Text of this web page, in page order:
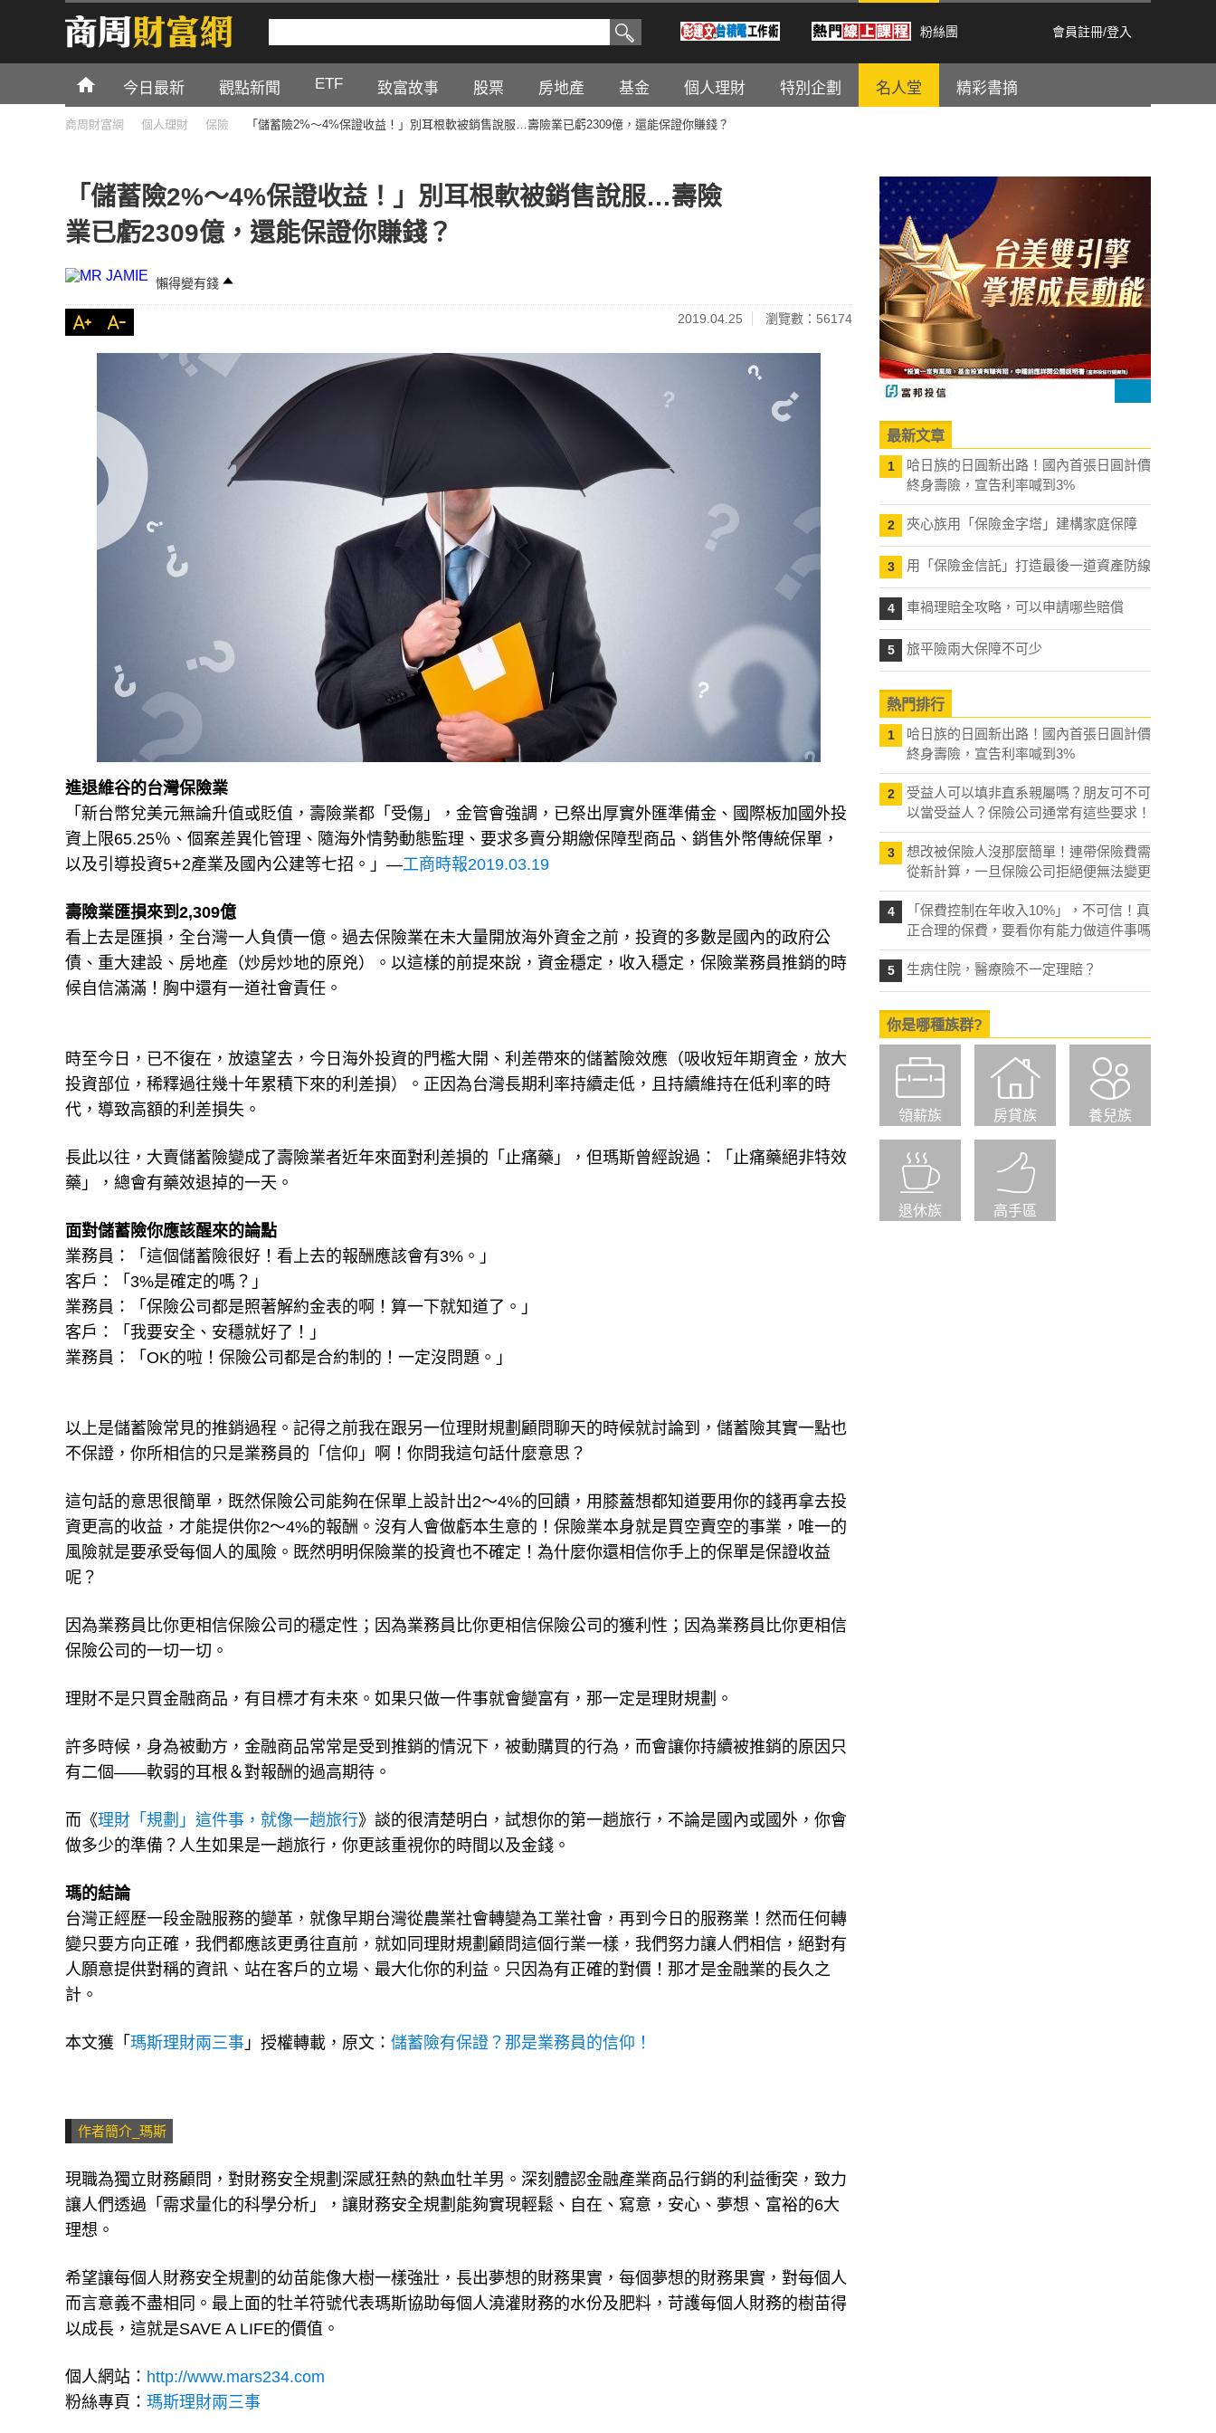
粉絲團 會員註冊/登入
今日最新 觀點新聞 ETF 致富故事 股票 房地產 基金 個人理財 特別企劃 名人堂 精彩書摘
商周財富網 個人理財 保險 「儲蓄險2%～4%保證收益！」別耳根軟被銷售說服…壽險業已虧2309億，還能保證你賺錢？
「儲蓄險2%～4%保證收益！」別耳根軟被銷售說服…壽險
業已虧2309億，還能保證你賺錢？
懶得變有錢
2019.04.25 瀏覽數：56174
進退維谷的台灣保險業
「新台幣兌美元無論升值或貶值，壽險業都「受傷」，金管會強調，已祭出厚實外匯準備金、國際板加國外投
資上限65.25％、個案差異化管理、隨海外情勢動態監理、要求多賣分期繳保障型商品、銷售外幣傳統保單，
以及引導投資5+2產業及國內公建等七招。」—工商時報2019.03.19
壽險業匯損來到2,309億
看上去是匯損，全台灣一人負債一億。過去保險業在未大量開放海外資金之前，投資的多數是國內的政府公
債、重大建設、房地產（炒房炒地的原兇）。以這樣的前提來說，資金穩定，收入穩定，保險業務員推銷的時
候自信滿滿！胸中還有一道社會責任。
時至今日，已不復在，放遠望去，今日海外投資的門檻大開、利差帶來的儲蓄險效應（吸收短年期資金，放大
投資部位，稀釋過往幾十年累積下來的利差損）。正因為台灣長期利率持續走低，且持續維持在低利率的時
代，導致高額的利差損失。
長此以往，大賣儲蓄險變成了壽險業者近年來面對利差損的「止痛藥」，但瑪斯曾經說過：「止痛藥絕非特效
藥」，總會有藥效退掉的一天。
面對儲蓄險你應該醒來的論點
業務員：「這個儲蓄險很好！看上去的報酬應該會有3%。」
客戶：「3%是確定的嗎？」
業務員：「保險公司都是照著解約金表的啊！算一下就知道了。」
客戶：「我要安全、安穩就好了！」
業務員：「OK的啦！保險公司都是合約制的！一定沒問題。」
以上是儲蓄險常見的推銷過程。記得之前我在跟另一位理財規劃顧問聊天的時候就討論到，儲蓄險其實一點也
不保證，你所相信的只是業務員的「信仰」啊！你問我這句話什麼意思？
這句話的意思很簡單，既然保險公司能夠在保單上設計出2～4%的回饋，用膝蓋想都知道要用你的錢再拿去投
資更高的收益，才能提供你2～4%的報酬。沒有人會做虧本生意的！保險業本身就是買空賣空的事業，唯一的
風險就是要承受每個人的風險。既然明明保險業的投資也不確定！為什麼你還相信你手上的保單是保證收益
呢？
因為業務員比你更相信保險公司的穩定性；因為業務員比你更相信保險公司的獲利性；因為業務員比你更相信
保險公司的一切一切。
理財不是只買金融商品，有目標才有未來。如果只做一件事就會變富有，那一定是理財規劃。
許多時候，身為被動方，金融商品常常是受到推銷的情況下，被動購買的行為，而會讓你持續被推銷的原因只
有二個——軟弱的耳根＆對報酬的過高期待。
而《理財「規劃」這件事，就像一趟旅行》談的很清楚明白，試想你的第一趟旅行，不論是國內或國外，你會
做多少的準備？人生如果是一趟旅行，你更該重視你的時間以及金錢。
瑪的結論
台灣正經歷一段金融服務的變革，就像早期台灣從農業社會轉變為工業社會，再到今日的服務業！然而任何轉
變只要方向正確，我們都應該更勇往直前，就如同理財規劃顧問這個行業一樣，我們努力讓人們相信，絕對有
人願意提供對稱的資訊、站在客戶的立場、最大化你的利益。只因為有正確的對價！那才是金融業的長久之
計。
本文獲「 瑪斯理財兩三事 」授權轉載，原文： 儲蓄險有保證？那是業務員的信仰！
作者簡介_瑪斯
現職為獨立財務顧問，對財務安全規劃深感狂熱的熱血牡羊男。深刻體認金融產業商品行銷的利益衝突，致力
讓人們透過「需求量化的科學分析」，讓財務安全規劃能夠實現輕鬆、自在、寫意，安心、夢想、富裕的6大
理想。
希望讓每個人財務安全規劃的幼苗能像大樹一樣強壯，長出夢想的財務果實，每個夢想的財務果實，對每個人
而言意義不盡相同。最上面的牡羊符號代表瑪斯協助每個人澆灌財務的水份及肥料，苛護每個人財務的樹苗得
以成長，這就是SAVE A LIFE的價值。
個人網站： http://www.mars234.com
粉絲專頁： 瑪斯理財兩三事
最新文章
1
哈日族的日圓新出路！國內首張日圓計價
終身壽險，宣告利率喊到3%
2 夾心族用「保險金字塔」建構家庭保障
3 用「保險金信託」打造最後一道資產防線
4 車禍理賠全攻略，可以申請哪些賠償
5 旅平險兩大保障不可少
熱門排行
1
哈日族的日圓新出路！國內首張日圓計價
終身壽險，宣告利率喊到3%
2
受益人可以填非直系親屬嗎？朋友可不可
以當受益人？保險公司通常有這些要求！
3
想改被保險人沒那麼簡單！連帶保險費需
從新計算，一旦保險公司拒絕便無法變更
4
「保費控制在年收入10%」，不可信！真
正合理的保費，要看你有能力做這件事嗎
5 生病住院，醫療險不一定理賠？
你是哪種族群?
領薪族 房貸族 養兒族
退休族 高手區